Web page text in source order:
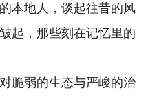
本地人，谈起往昔的风
起，那些刻在记忆里的
弱的生态与严峻的治